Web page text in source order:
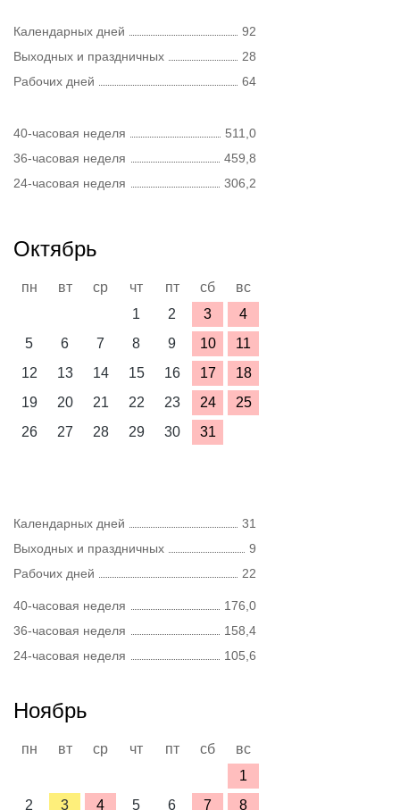
Календарных дней
92
Выходных и праздничных
28
Рабочих дней
64
40-часовая неделя
511,0
36-часовая неделя
459,8
24-часовая неделя
306,2
Октябрь
пн вт ср чт пт сб
вс
1
2 3
4
5
6 7 8 9 10
11
12
13 14 15 16 17
18
19
20 21 22 23 24
25
26
27 28 29 30 31
Календарных дней
31
Выходных и праздничных
9
Рабочих дней
22
40-часовая неделя
176,0
36-часовая неделя
158,4
24-часовая неделя
105,6
Ноябрь
пн вт ср чт пт сб
вс
1
2
3 4 5 6 7 8